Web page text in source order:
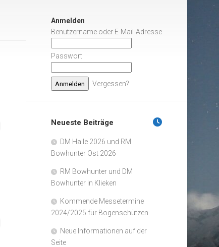
Anmelden
Benutzername oder E-Mail-Adresse
Passwort
Vergessen?
Neueste Beiträge
DM Halle 2026 und RM
Bowhunter Ost 2026
RM Bowhunter und DM
Bowhunter in Klieken
Kommende Messetermine
2024/2025 für Bogenschützen
Neue Informationen auf der
Seite